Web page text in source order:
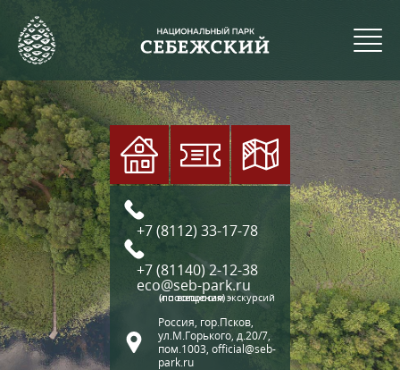
+7 (8112) 33-17-78
+7 (81140) 2-12-38
eco@seb-park.ru
(по вопросам экскурсий и посещения)
Россия, гор.Псков,
ул.М.Горького, д.20/7,
пом.1003, official@seb-
park.ru